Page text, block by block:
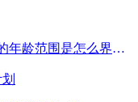
网上购买机票，机票婴儿和儿童的年龄范围是怎么界定的？